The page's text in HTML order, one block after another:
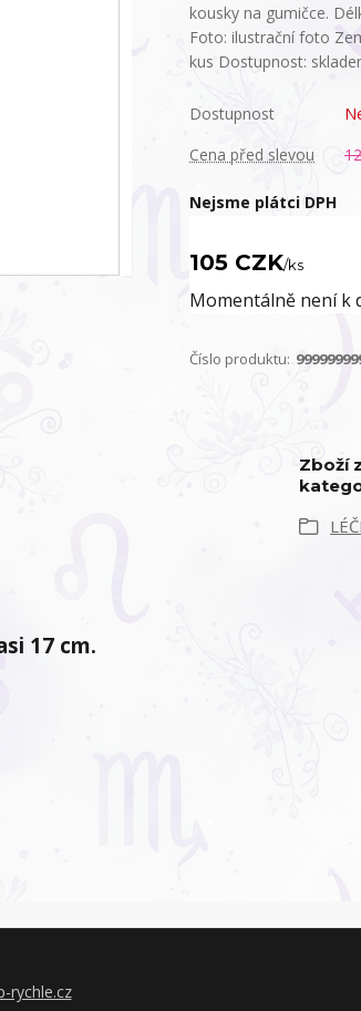
kousky na gumičce.
Foto: ilustrační foto
kus Dostupnost:
Dostupnost
Cena před slevou
Nejsme plátci DPH
105 CZK/ks
Momentálně není k
Číslo produktu:
17 cm.
Zboží
rychle.cz